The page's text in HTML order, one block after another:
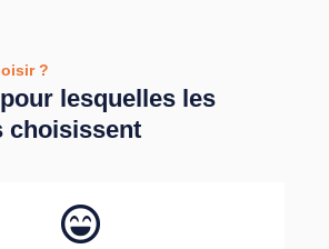
?
lesquelles les
choisissent